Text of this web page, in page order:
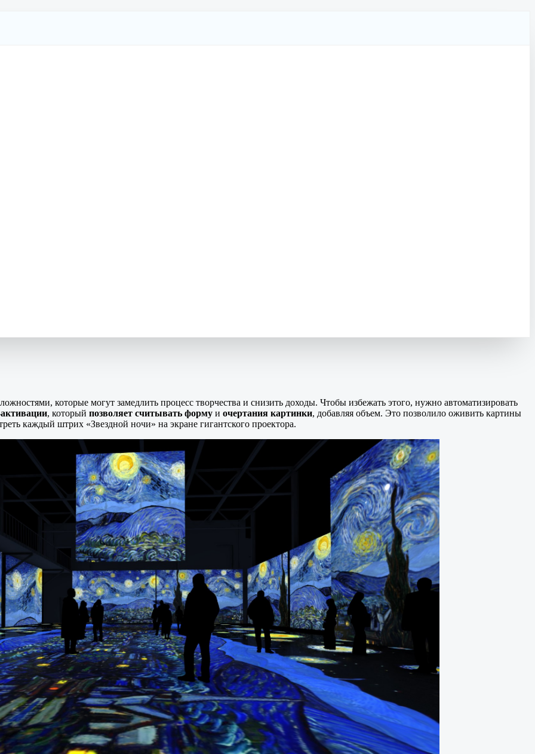
которые могут замедлить процесс творчества и снизить доходы. Чтобы избежать этого, нужно автоматизировать
, который позволяет считывать форму и очертания картинки, добавляя объем. Это позволило оживить картины
каждый штрих «Звездной ночи» на экране гигантского проектора.